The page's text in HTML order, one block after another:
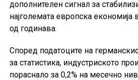
дополнителен сигнал за
најголемата европска економија
од годинава.
Според податоците на
за статистика, индустриското
пораснало за 0,2% на месечно